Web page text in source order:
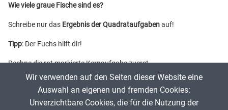
Wie viele graue Fische sind es?
Schreibe nur das Ergebnis der Quadrataufgabenauf!
Tipp: Der Fuchs hilft dir!
Rechne die rot markierte Kernaufgabe zuerst.
Überlege: Wie kann dir diese Kernaufgabe helfen?
Wir verwenden auf den Seiten dieser Website eine
Auswahl an eigenen und fremden Cookies:
Unverzichtbare Cookies, die für die Nutzung der